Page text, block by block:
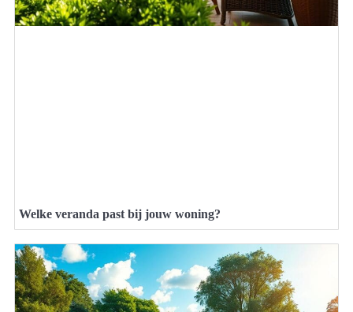
Welke veranda past bij jouw woning?